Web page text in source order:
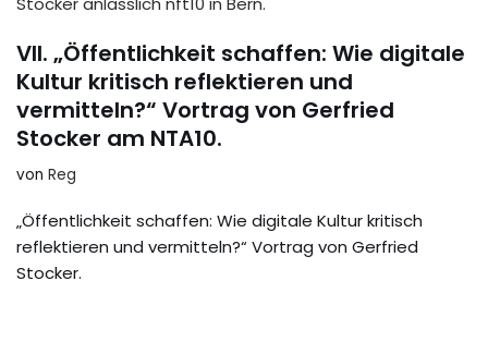
VII. „Öffentlichkeit schaffen: Wie digitale
Kultur kritisch reflektieren und
vermitteln?“ Vortrag von Gerfried
Stocker am NTA10.
von Reg
„Öffentlichkeit schaffen: Wie digitale Kultur kritisch
reflektieren und vermitteln?“ Vortrag von Gerfried
Stocker.